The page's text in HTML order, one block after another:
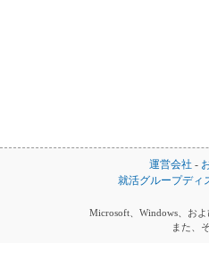
運営会社 -
就活グループディ
Microsoft、Windows、お
また、